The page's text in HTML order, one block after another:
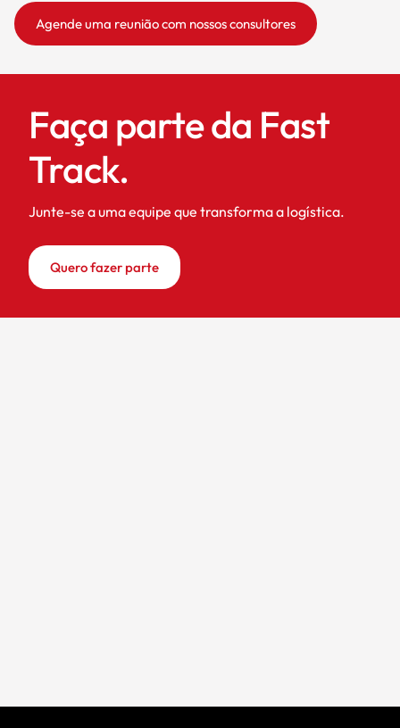
Agende uma reunião com nossos consultores
Faça parte da Fast
Track.
Junte-se a uma equipe que transforma a logística.
Quero fazer parte